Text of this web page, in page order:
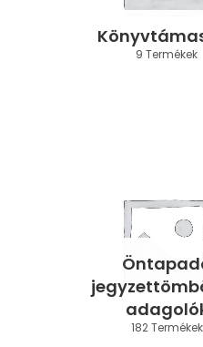
9 Termékek
182 Termékek